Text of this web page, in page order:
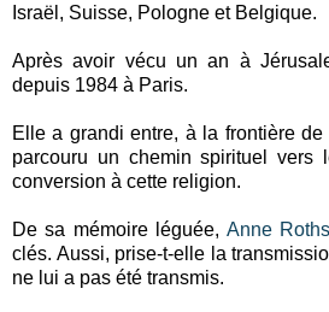
Israël, Suisse, Pologne et Belgique.
Après avoir vécu un an à
depuis 1984 à Paris.
Elle a grandi entre, à la frontière
parcouru un chemin spirituel vers
conversion à cette religion.
De sa mémoire léguée, Anne
clés. Aussi, prise-t-elle la
ne lui a pas été transmis.